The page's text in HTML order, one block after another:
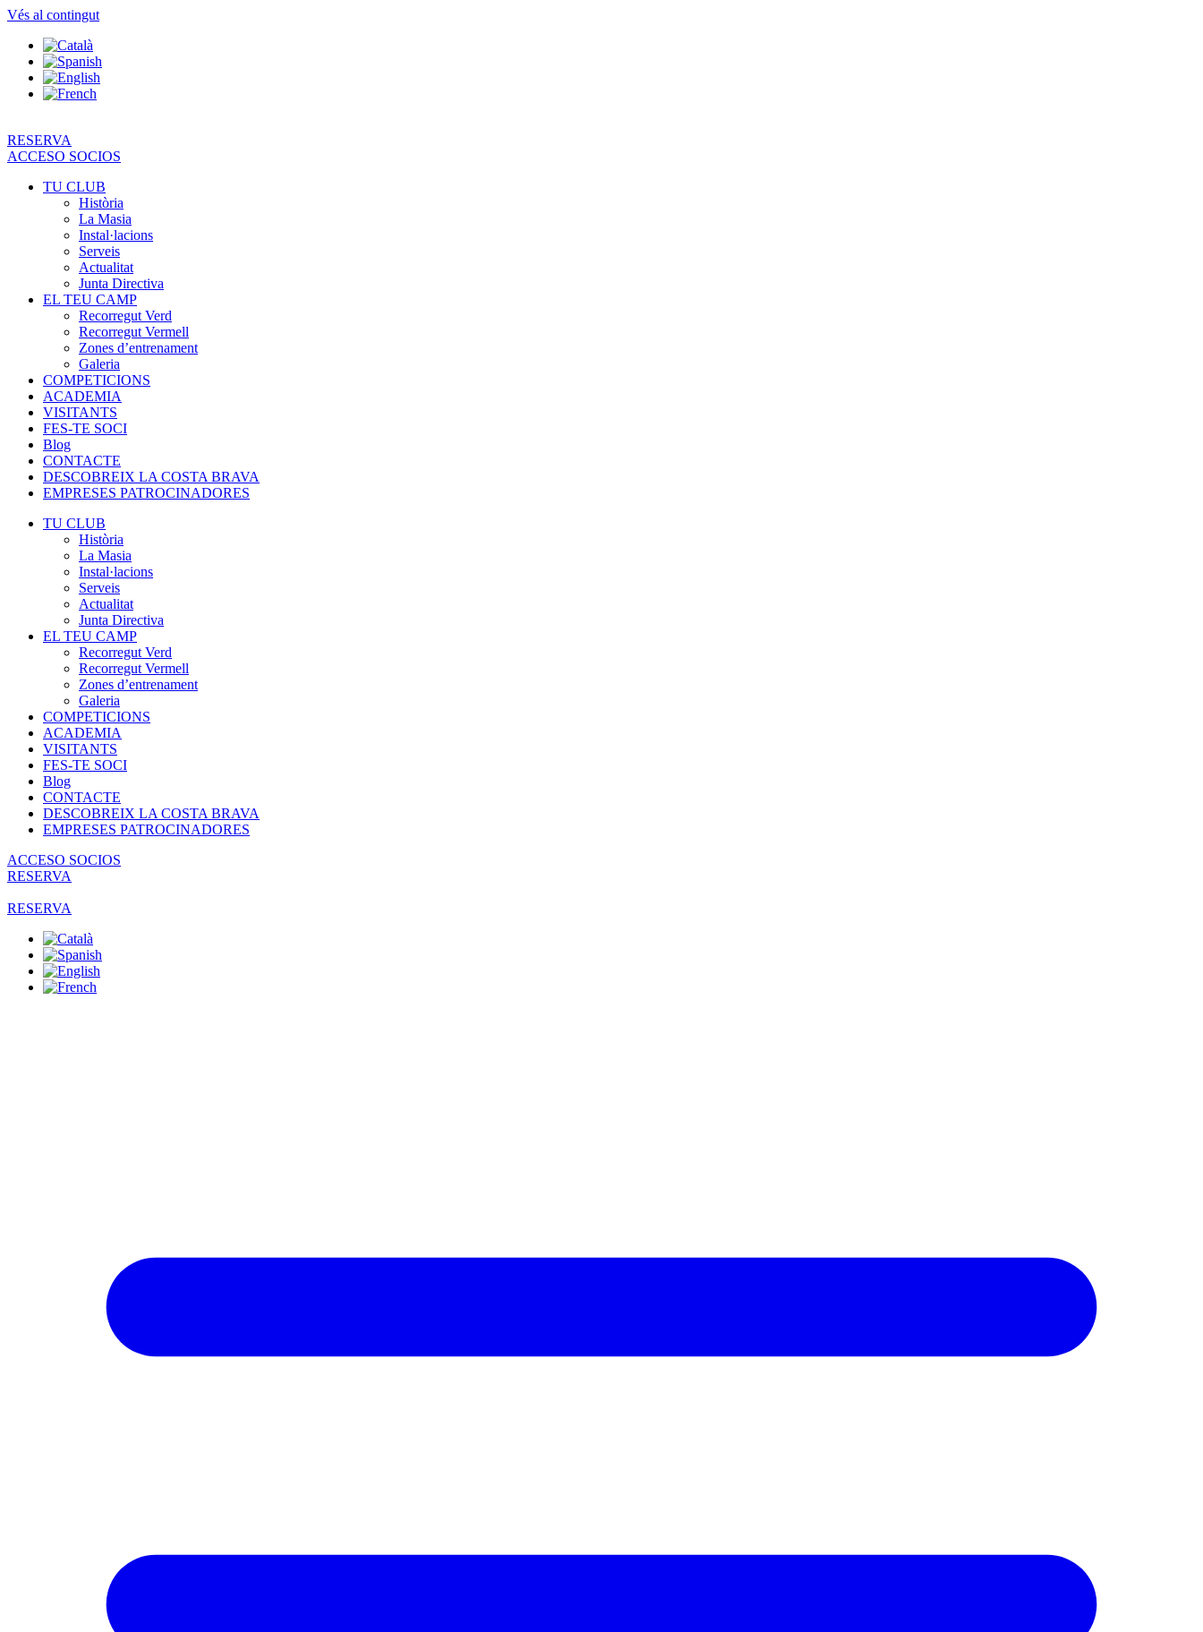
Vés al contingut
RESERVA
ACCESO SOCIOS
TU CLUB
Història
La Masia
Instal·lacions
Serveis
Actualitat
Junta Directiva
EL TEU CAMP
Recorregut Verd
Recorregut Vermell
Zones d’entrenament
Galeria
COMPETICIONS
ACADEMIA
VISITANTS
FES-TE SOCI
Blog
CONTACTE
DESCOBREIX LA COSTA BRAVA
EMPRESES PATROCINADORES
TU CLUB
Història
La Masia
Instal·lacions
Serveis
Actualitat
Junta Directiva
EL TEU CAMP
Recorregut Verd
Recorregut Vermell
Zones d’entrenament
Galeria
COMPETICIONS
ACADEMIA
VISITANTS
FES-TE SOCI
Blog
CONTACTE
DESCOBREIX LA COSTA BRAVA
EMPRESES PATROCINADORES
ACCESO SOCIOS
RESERVA
RESERVA